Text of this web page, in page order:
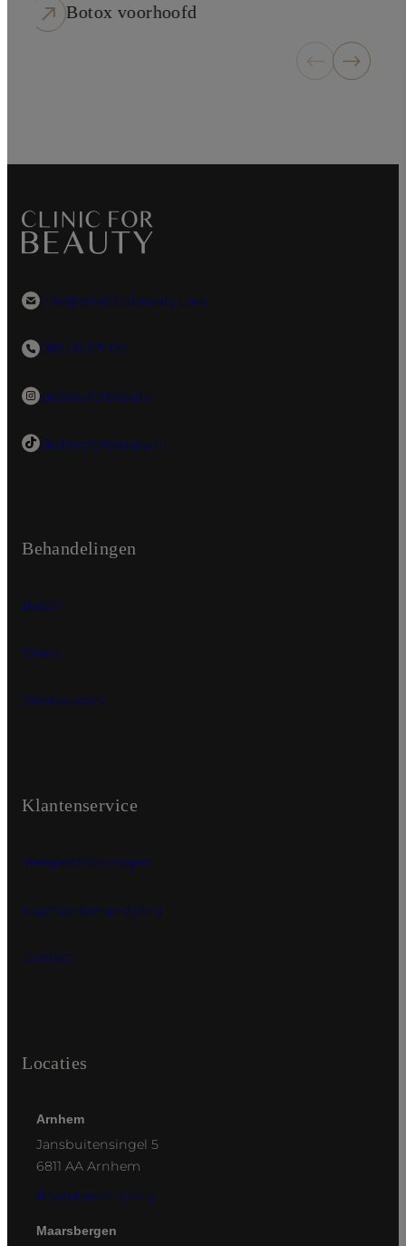
Lippen opvullen
info@clinicforbeauty.care
085 00 125 00
@clinicforbeauty
@clinicforbeauty.nl
Behandelingen
Botox
Fillers
Skinboosters
Klantenservice
Veelgestelde vragen
Klachtenbehandeling
Contact
Locaties
Arnhem
Jansbuitensingel 5
6811 AA Arnhem
Routebeschrijving
Maarsbergen